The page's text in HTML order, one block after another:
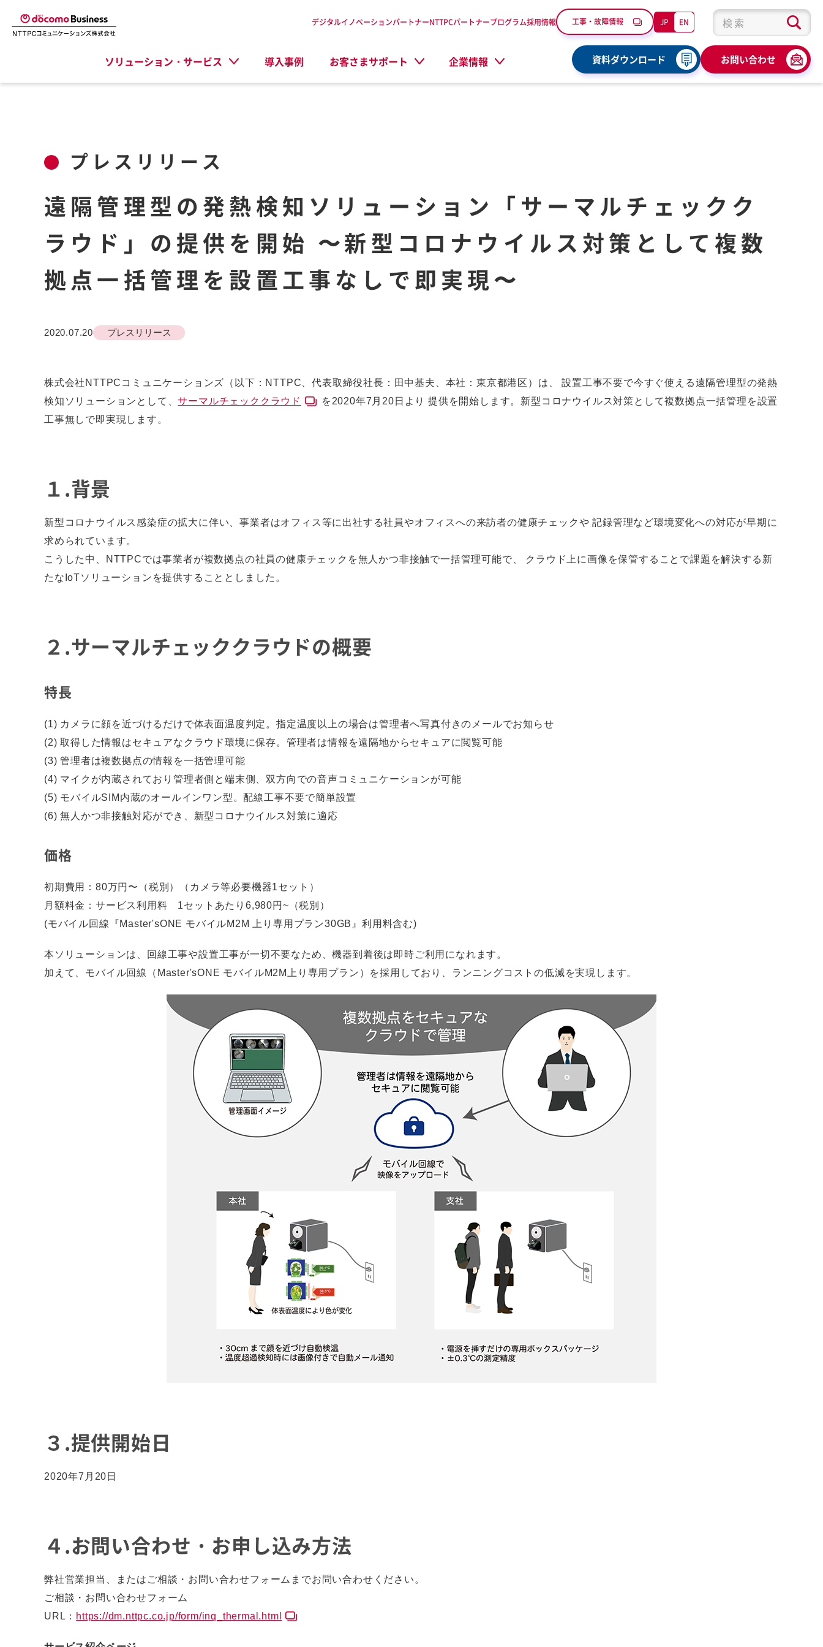
検索キーワード入力
ソリューション・サービス 導入事例 お客さまサポート 企業情報
デジタルイノベーションパートナーNTTPCパートナープログラム採用情報 工事・故障情報 JP EN
資料ダウンロード お問い合わせ
プレスリリース
遠隔管理型の発熱検知ソリューション「サーマルチェックク
ラウド」の提供を開始 〜新型コロナウイルス対策として複数
拠点一括管理を設置工事なしで即実現〜
2020.07.20 プレスリリース
株式会社NTTPCコミュニケーションズ（以下：NTTPC、代表取締役社長：田中基夫、本社：東京都港区）は、 設置工事不要で今すぐ使える遠隔管理型の発熱
検知ソリューションとして、サーマルチェッククラウド
を2020年7月20日より 提供を開始します。新型コロナウイルス対策として複数拠点一括管理を設置
工事無しで即実現します。
１.背景
新型コロナウイルス感染症の拡大に伴い、事業者はオフィス等に出社する社員やオフィスへの来訪者の健康チェックや 記録管理など環境変化への対応が早期に
求められています。
こうした中、NTTPCでは事業者が複数拠点の社員の健康チェックを無人かつ非接触で一括管理可能で、 クラウド上に画像を保管することで課題を解決する新
たなIoTソリューションを提供することとしました。
２.サーマルチェッククラウドの概要
特長
(1) カメラに顔を近づけるだけで体表面温度判定。指定温度以上の場合は管理者へ写真付きのメールでお知らせ
(2) 取得した情報はセキュアなクラウド環境に保存。管理者は情報を遠隔地からセキュアに閲覧可能
(3) 管理者は複数拠点の情報を一括管理可能
(4) マイクが内蔵されており管理者側と端末側、双方向での音声コミュニケーションが可能
(5) モバイルSIM内蔵のオールインワン型。配線工事不要で簡単設置
(6) 無人かつ非接触対応ができ、新型コロナウイルス対策に適応
価格
初期費用：80万円〜（税別）（カメラ等必要機器1セット）
月額料金：サービス利用料 1セットあたり6,980円~（税別）
(モバイル回線『Master'sONE モバイルM2M 上り専用プラン30GB』利用料含む)
本ソリューションは、回線工事や設置工事が一切不要なため、機器到着後は即時ご利用になれます。
加えて、モバイル回線（Master'sONE モバイルM2M上り専用プラン）を採用しており、ランニングコストの低減を実現します。
３.提供開始日
2020年7月20日
４.お問い合わせ・お申し込み方法
弊社営業担当、またはご相談・お問い合わせフォームまでお問い合わせください。
ご相談・お問い合わせフォーム
URL： https://dm.nttpc.co.jp/form/inq_thermal.html